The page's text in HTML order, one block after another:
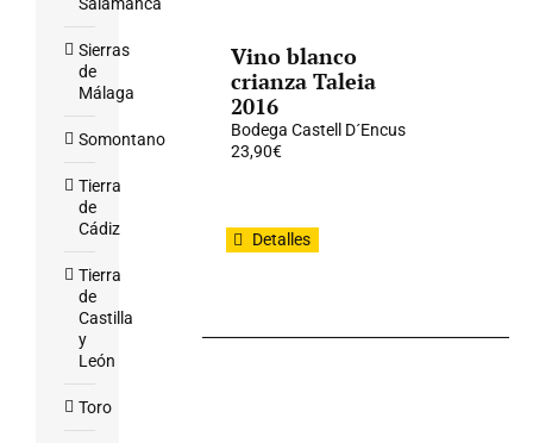
Vino blanco
crianza Taleia
2016
Bodega Castell D´Encus
23,90€
Detalles
Sierras
de
Málaga
Somontano
Tierra
de
Cádiz
Tierra
de
Castilla
y
León
Toro